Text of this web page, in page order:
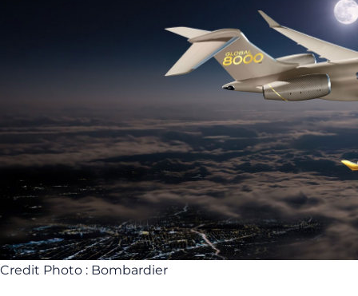
Credit Photo : Bombardier